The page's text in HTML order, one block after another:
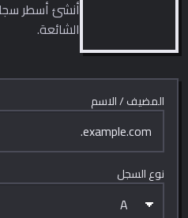
الشائعة.
المضيف / الاسم
نوع السجل